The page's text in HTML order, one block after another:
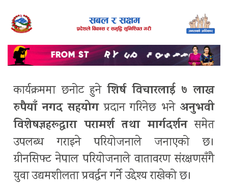
कार्यक्रममा छनोट हुनेशिर्ष विचारलाई ७ लाख
रुपैयाँ नगद सहयोगप्रदान गरिनेछ भनेअनुभवी
विशेषज्ञहरूद्वारा परामर्श तथा मार्गदर्शनसमेत
उपलब्ध गराइने परियोजनाले जनाएको छ।
ग्रीनसिफ्ट नेपाल परियोजनाले वातावरण संरक्षणसँगै
युवा उद्यमशीलता प्रवर्द्धन गर्ने उद्देश्य राखेको छ।